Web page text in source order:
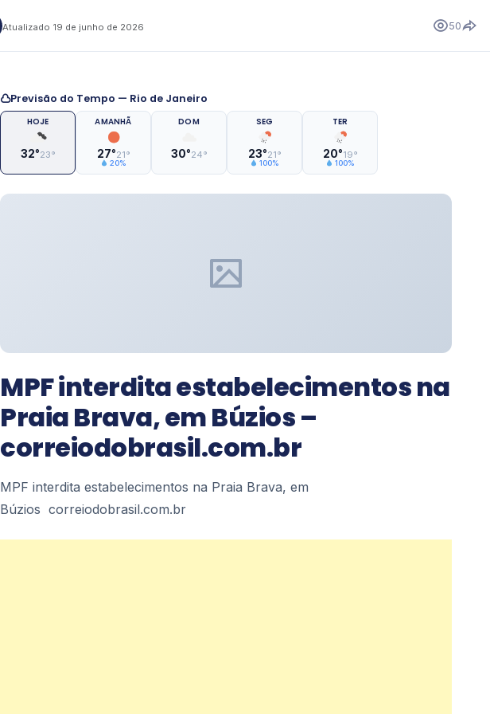
Atualizado 19 de junho de 2026 50
Previsão do Tempo — Rio de Janeiro
HOJE
32°23°
AMANHÃ
27°21°
20%
DOM
30°24°
SEG
23°21°
100%
TER
20°19°
100%
MPF interdita estabelecimentos na
Praia Brava, em Búzios –
correiodobrasil.com.br
MPF interdita estabelecimentos na Praia Brava, em
Búzios correiodobrasil.com.br